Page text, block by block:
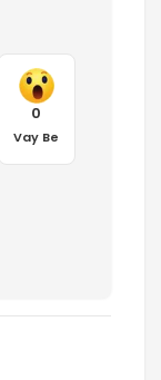
0
Vay Be